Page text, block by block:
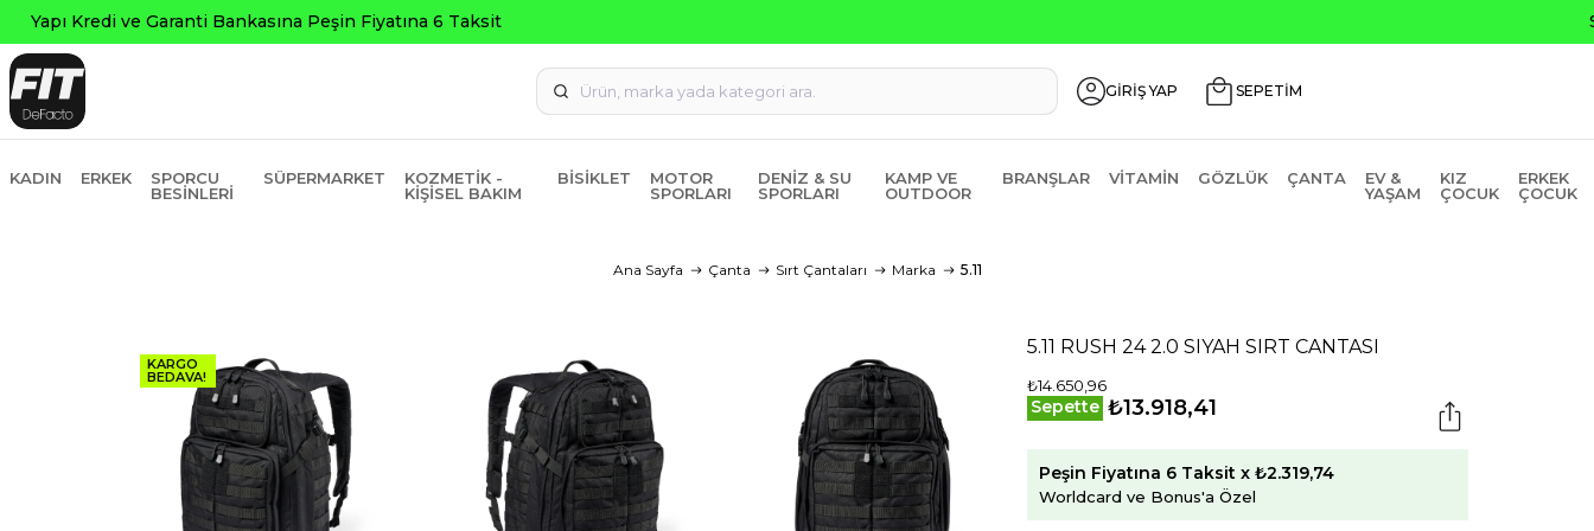
GİRİŞ YAP SEPETİM
KADIN ERKEK
SPORCU
BESINLERI
SÜPERMARKET
KOZMETIK -
KIŞISEL BAKIM
BISIKLET
MOTOR
SPORLARI
DENIZ & SU
SPORLARI
KAMP VE
OUTDOOR
BRANŞLAR VITAMIN GÖZLÜK ÇANTA
EV &
YAŞAM
KIZ
ÇOCUK
ERKEK
ÇOCUK
Ana Sayfa Çanta Sırt Çantaları Marka 5.11
KARGO
BEDAVA!
5.11 RUSH 24 2.0 SIYAH SIRT CANTASI
₺14.650,96
Sepette ₺13.918,41
Peşin Fiyatına 6 Taksit x ₺2.319,74
Worldcard ve Bonus'a Özel